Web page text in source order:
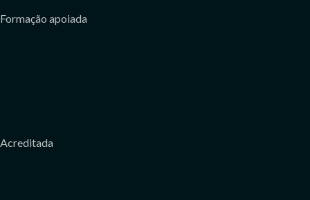
Formação apoiada
Acreditada